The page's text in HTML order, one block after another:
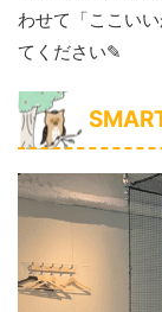
わせて「ここい
てください✎